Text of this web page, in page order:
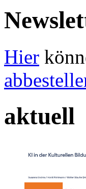
Hier
aktuell